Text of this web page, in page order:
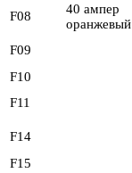
F08
40 ампер
оранжевый
F09
F10
F11
F14
F15